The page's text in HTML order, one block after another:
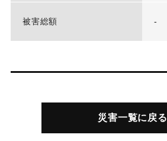
被害総額 -
災害一覧に戻る